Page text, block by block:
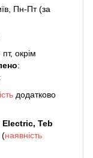
Пн-Пт (за
окрім
:
додатково
Teb
(наявність